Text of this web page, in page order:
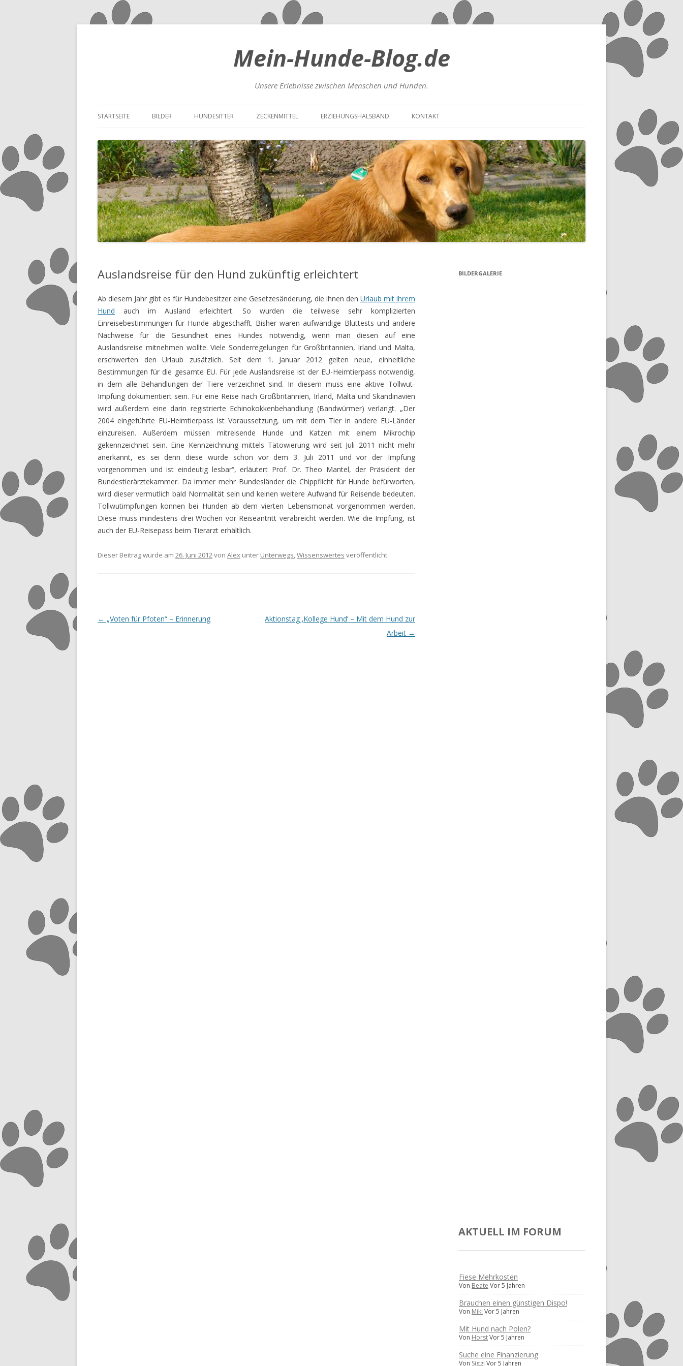
Mein-Hunde-Blog.de
Unsere Erlebnisse zwischen Menschen und Hunden.
Inhalt
STARTSEITE BILDER HUNDESITTER ZECKENMITTEL ERZIEHUNGSHALSBAND KONTAKT
Auslandsreise für den Hund zukünftig erleichtert
Ab diesem Jahr gibt es für Hundebesitzer eine Gesetzesänderung, die ihnen den Urlaub mit ihrem
Hund auch im Ausland erleichtert. So wurden die teilweise sehr komplizierten
Einreisebestimmungen für Hunde abgeschafft. Bisher waren aufwändige Bluttests und andere
Nachweise für die Gesundheit eines Hundes notwendig, wenn man diesen auf eine
Auslandsreise mitnehmen wollte. Viele Sonderregelungen für Großbritannien, Irland und Malta,
erschwerten den Urlaub zusätzlich. Seit dem 1. Januar 2012 gelten neue, einheitliche
Bestimmungen für die gesamte EU. Für jede Auslandsreise ist der EU-Heimtierpass notwendig,
in dem alle Behandlungen der Tiere verzeichnet sind. In diesem muss eine aktive Tollwut-
Impfung dokumentiert sein. Für eine Reise nach Großbritannien, Irland, Malta und Skandinavien
wird außerdem eine darin registrierte Echinokokkenbehandlung (Bandwürmer) verlangt. „Der
2004 eingeführte EU-Heimtierpass ist Voraussetzung, um mit dem Tier in andere EU-Länder
einzureisen. Außerdem müssen mitreisende Hunde und Katzen mit einem Mikrochip
gekennzeichnet sein. Eine Kennzeichnung mittels Tätowierung wird seit Juli 2011 nicht mehr
anerkannt, es sei denn diese wurde schon vor dem 3. Juli 2011 und vor der Impfung
vorgenommen und ist eindeutig lesbar“, erläutert Prof. Dr. Theo Mantel, der Präsident der
Bundestierärztekammer. Da immer mehr Bundesländer die Chippflicht für Hunde befürworten,
wird dieser vermutlich bald Normalität sein und keinen weitere Aufwand für Reisende bedeuten.
Tollwutimpfungen können bei Hunden ab dem vierten Lebensmonat vorgenommen werden.
Diese muss mindestens drei Wochen vor Reiseantritt verabreicht werden. Wie die Impfung, ist
auch der EU-Reisepass beim Tierarzt erhältlich.
Dieser Beitrag wurde am 26. Juni 2012von Alex unter Unterwegs,Wissenswertes veröffentlicht.
Beitrags-
← „Voten für Pfoten“ – Erinnerung
Aktionstag ‚Kollege Hund‘ – Mit dem Hund zur
Arbeit →
BILDERGALERIE
AKTUELL IM FORUM
Fiese Mehrkosten
Von Beate Vor 5 Jahren
Brauchen einen günstigen Dispo!
Von Miki Vor 5 Jahren
Mit Hund nach Polen?
Von HorstVor 5 Jahren
Suche eine Finanzierung
Von Siggi Vor 5 Jahren